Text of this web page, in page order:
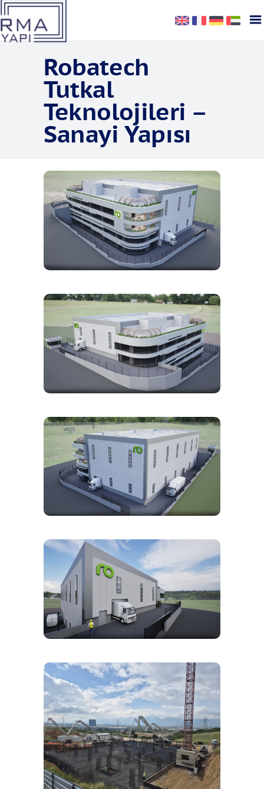
Robatech
Tutkal
Teknolojileri –
Sanayi Yapısı